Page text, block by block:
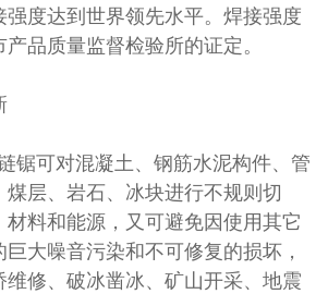
度达到世界领先水平。焊接强度
品质量监督检验所的证定。
链锯可对混凝土、钢筋水泥构件、管
层、岩石、冰块进行不规则切
料和能源，又可避免因使用其它
大噪音污染和不可修复的损坏，
修、破冰凿冰、矿山开采、地震